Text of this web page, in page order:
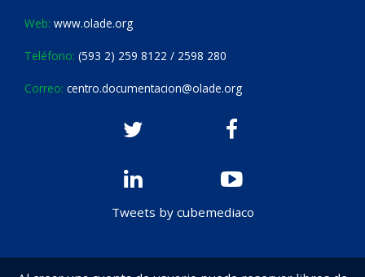
Web: www.olade.org
Teléfono: (593 2) 259 8122 / 2598 280
Correo: centro.documentacion@olade.org
Tweets by cubemediaco